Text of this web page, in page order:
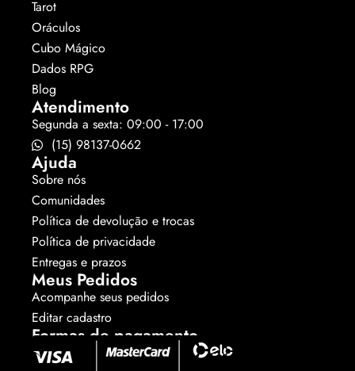
Tarot
Oráculos
Cubo Mágico
Dados RPG
Blog
Atendimento
Segunda a sexta: 09:00 - 17:00
(15) 98137-0662
Ajuda
Sobre nós
Comunidades
Política de devolução e trocas
Política de privacidade
Entregas e prazos
Meus Pedidos
Acompanhe seus pedidos
Editar cadastro
Formas de pagamento